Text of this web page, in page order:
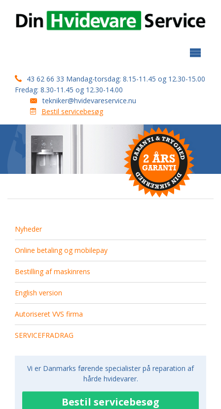
informationer
Espressomaskiner
Bestilling af maskinrens
English version
Autoriseret VVS firma
Sage pizzaovn
43 62 66 33 Mandag-torsdag: 8.15-11.45 og 12.30-15.00
Fredag: 8.30-11.45 og 12.30-14.00
tekniker@hvidevareservice.nu
Bestil servicebesøg
Nyheder
Online betaling og mobilepay
Bestilling af maskinrens
English version
Autoriseret VVS firma
SERVICEFRADRAG
Vi er Danmarks førende specialister på reparation af
hårde hvidevarer.
Bestil servicebesøg